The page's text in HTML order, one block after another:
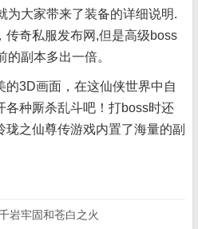
为大家带来了装备的详细说明.
传奇私服发布网,但是高级boss
副本多出一倍。
3D画面，在这仙侠世界中自
各种厮杀乱斗吧！打boss时还
之仙尊传游戏内置了海量的副
岩牢固和苍白之火